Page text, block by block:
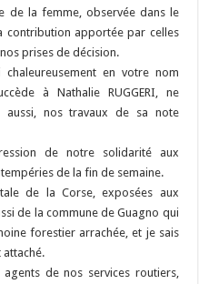
de la femme, observée dans le
contribution apportée par celles
prises de décision.
chaleureusement en votre nom
à Nathalie RUGGERI, ne
aussi, nos travaux de sa note
de notre solidarité aux
de la fin de semaine.
de la Corse, exposées aux
de la commune de Guagno qui
forestier arrachée, et je sais
attaché.
de nos services routiers,